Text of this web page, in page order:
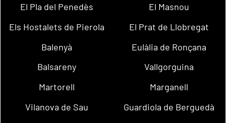
El Pla del Penedès
El Masnou
Els Hostalets de Pierola
El Prat de Llobregat
Balenyà
Eulàlia de Ronçana
Balsareny
Vallgorguina
Martorell
Marganell
Vilanova de Sau
Guardiola de Berguedà